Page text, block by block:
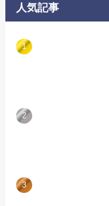
ー
人気記事